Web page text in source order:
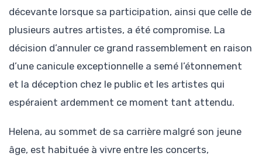
décevante lorsque sa participation, ainsi que celle de
plusieurs autres artistes, a été compromise. La
décision d’annuler ce grand rassemblement en raison
d’une canicule exceptionnelle a semé l’étonnement
et la déception chez le public et les artistes qui
espéraient ardemment ce moment tant attendu.
Helena, au sommet de sa carrière malgré son jeune
âge, est habituée à vivre entre les concerts,